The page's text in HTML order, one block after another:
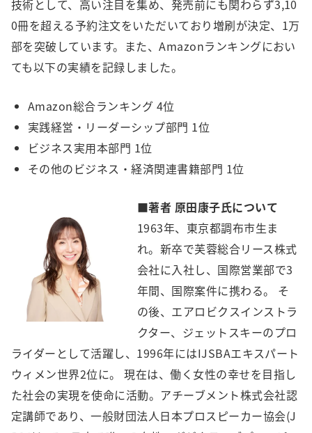
技術として、高い注目を集め、発売前にも関わらず3,10
0冊を超える予約注文をいただいており増刷が決定、1万
部を突破しています。また、Amazonランキングにおい
ても以下の実績を記録しました。
Amazon総合ランキング 4位
実践経営・リーダーシップ部門 1位
ビジネス実用本部門 1位
その他のビジネス・経済関連書籍部門 1位
■著者 原田康子氏について
1963年、東京都調布市生ま
れ。新卒で芙蓉総合リース株式
会社に入社し、国際営業部で3
年間、国際案件に携わる。 そ
の後、エアロビクスインストラ
クター、ジェットスキーのプロ
ライダーとして活躍し、1996年にはIJSBAエキスパート
ウィメン世界2位に。 現在は、働く女性の幸せを目指し
た社会の実現を使命に活動。アチーブメント株式会社認
定講師であり、一般財団法人日本プロスピーカー協会(J